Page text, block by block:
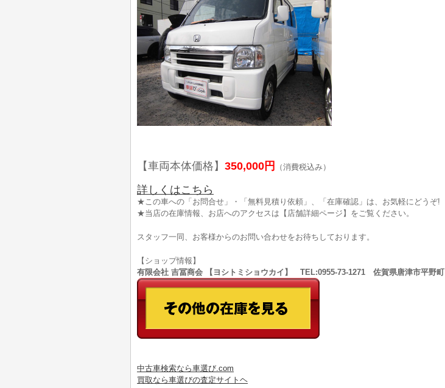
【車両本体価格】 350,000円 （消費税込み）
詳しくはこちら
★この車への「お問合せ」・「無料見積り依頼」、「在庫確認」は、お気軽にどうぞ!
★当店の在庫情報、お店へのアクセスは【店舗詳細ページ】をご覧ください。
スタッフ一同、お客様からのお問い合わせをお待ちしております。
【ショップ情報】
有限会社 吉冨商会 【ヨシトミショウカイ】 TEL:0955-73-1271 佐賀県唐津市平野町
中古車検索なら車選び.com
買取なら車選びの査定サイトヘ